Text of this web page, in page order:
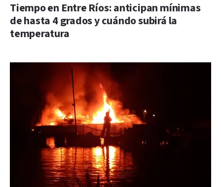
Tiempo en Entre Ríos: anticipan mínimas
de hasta 4 grados y cuándo subirá la
temperatura